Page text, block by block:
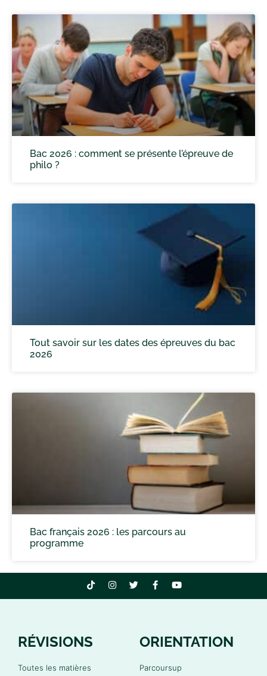
Bac 2026 : comment se présente l’épreuve de
philo ?
Tout savoir sur les dates des épreuves du bac
2026
Bac français 2026 : les parcours au
programme
RÉVISIONS
Toutes les matières
ORIENTATION
Parcoursup